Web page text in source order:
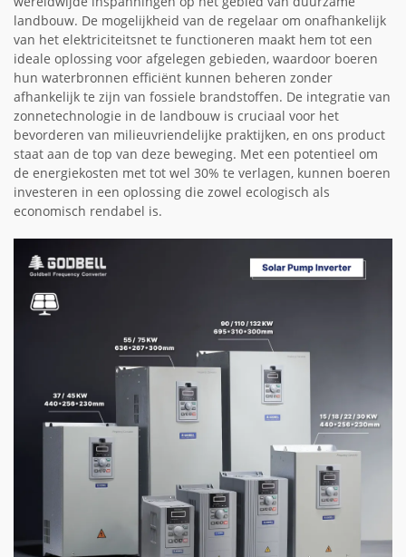
landbouw. De mogelijkheid van de regelaar om onafhankelijk
van het elektriciteitsnet te functioneren maakt hem tot een
ideale oplossing voor afgelegen gebieden, waardoor boeren
hun waterbronnen efficiënt kunnen beheren zonder
afhankelijk te zijn van fossiele brandstoffen. De integratie van
zonnetechnologie in de landbouw is cruciaal voor het
bevorderen van milieuvriendelijke praktijken, en ons product
staat aan de top van deze beweging. Met een potentieel om
de energiekosten met tot wel 30% te verlagen, kunnen boeren
investeren in een oplossing die zowel ecologisch als
economisch rendabel is.